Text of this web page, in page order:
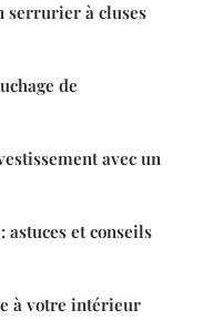
serrurier à cluses
de
avec un
et conseils
à votre intérieur